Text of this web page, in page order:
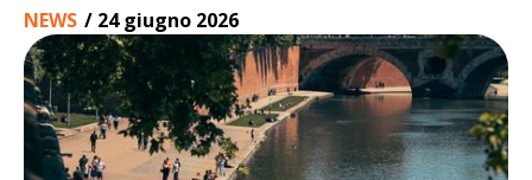
NEWS / 24 giugno 2026